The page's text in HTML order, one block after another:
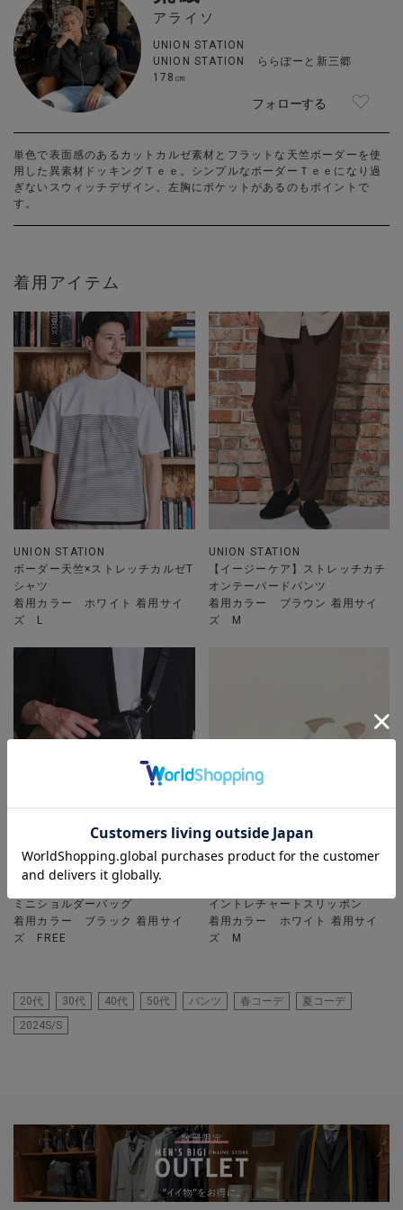
アライソ
UNION STATION
UNION STATION ららぽーと新三郷
178㎝
フォローする
単色で表面感のあるカットカルゼ素材とフラットな天竺ボーダーを使
用した異素材ドッキングＴｅｅ。シンプルなボーダーＴｅｅになり過
ぎないスウィッチデザイン。左胸にポケットがあるのもポイントで
す。
着用アイテム
UNION STATION
ボーダー天竺×ストレッチカルゼT
シャツ
着用カラー ホワイト 着用サイ
ズ L
UNION STATION
【イージーケア】ストレッチカチ
オンテーパードパンツ
着用カラー ブラウン 着用サイ
ズ M
ミニショルダーバッグ
着用カラー ブラック 着用サイ
ズ FREE
イントレチャートスリッポン
着用カラー ホワイト 着用サイ
ズ M
20代 30代 40代 50代 パンツ 春コーデ
夏コーデ
2024S/S